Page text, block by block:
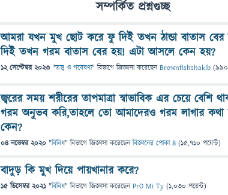
সম্পর্কিত প্রশ্নগুচ্ছ
আমরা যখন মুখ ছোট করে ফু দিই তখন ঠান্ডা বাতাস
দিই তখন গরম বাতাস বের হয়! এটা আসলে কেন হয়?
12 সেপ্টেম্বর 2023 "তত্ত্ব ও গবেষণা" বিভাগে জিজ্ঞাসাকরেছেনBrownfishshakib (990
জ্বরের সময় শরীরের তাপমাত্রা স্বাভাবিক এর চেয়ে বেশি
গরম অনুভব করি,তাহলে তো আমাদেরও গরম লাগার কথা
কেন?
04 নভেম্বর 2020 "বিবিধ" বিভাগে জিজ্ঞাসাকরেছেনবিজ্ঞানের পোকা ৪ (15,710 পয়েন্ট)
বাদুড় কি মুখ দিয়ে পায়খানার করে?
15 ডিসেম্বর 2021 "বিবিধ" বিভাগে জিজ্ঞাসাকরেছেনPrO Mi Ty (1,030 পয়েন্ট)